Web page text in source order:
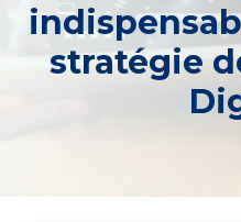
stratégie